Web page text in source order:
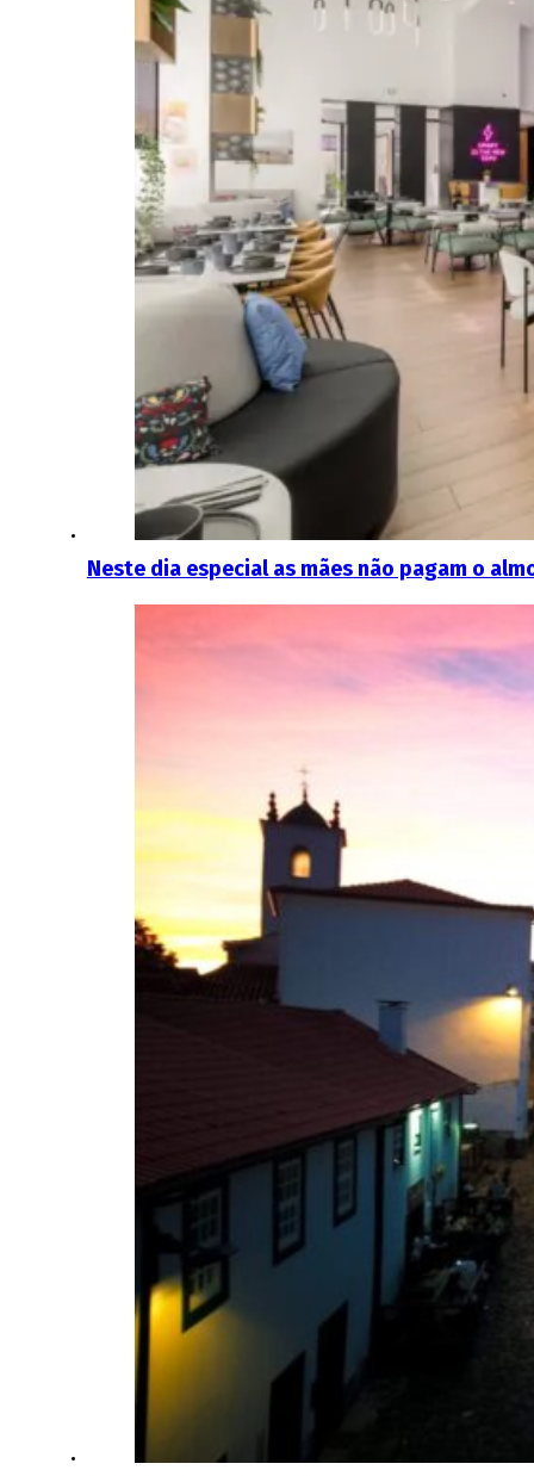
Neste dia especial as mães não pagam o